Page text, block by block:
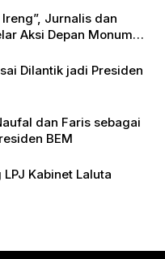
Jurnalis dan
Aksi Depan Monumen
Dilantik jadi Presiden
dan Faris sebagai
BEM
Kabinet Laluta